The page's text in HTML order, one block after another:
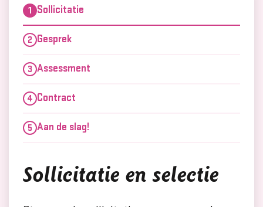
Sollicitatie
Gesprek
Assessment
Contract
Aan de slag!
Sollicitatie en selectie